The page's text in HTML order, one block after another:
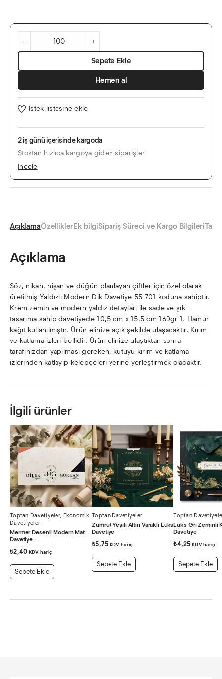
Yaldızlı
Davetiye
- +
Sepete Ekle
Hemen al
İstek listesine ekle
2 iş günü içerisinde kargoda
Stoktan hızlıca kargoya giden siparişler
İncele
AçıklamaÖzelliklerEk bilgiSipariş Süreci ve Kargo Bilgileri
Açıklama
Söz, nikah, nişan ve düğün planlayan çiftler için özel olarak
üretilmiş Yaldızlı Modern Dik Davetiye 55 701 koduna sahiptir.
Krem zemin ve modern yaldız detayları ile sade ve şık
tasarıma sahip davetiyede 10,5 cm x 15,5 cm 160gr 1. Hamur
kağıt kullanılmıştır. Ürün elinize açık şekilde ulaşacaktır. Kırım
ve katlama izleri bellidir. Ürün elinize ulaştıktan sonra
tarafınızdan yapılması gereken, kutuyu kırım ve katlama
izlerinden katlayıp kelepçeleri yerine yerleştirmek olacaktır.
İlgili ürünler
Toptan Davetiyeler, Ekonomik
Davetiyeler
Mermer Desenli Modern Mat
Davetiye
₺2,40 KDV hariç
Sepete Ekle
Toptan Davetiyeler
Zümrüt Yeşili Altın Varaklı Lüks
Davetiye
₺5,75 KDV hariç
Sepete Ekle
Toptan
Lüks Gri Zeminli
Davetiye
₺4,25 KDV hariç
Sepete Ekle